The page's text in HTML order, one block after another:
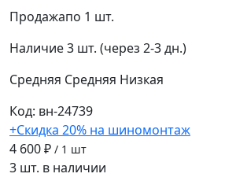
Продажапо 1 шт.
Наличие3 шт. (через 2-3 дн.)
Средняя Средняя Низкая
Код: вн-24739
+Скидка 20% на шиномонтаж
4 600 ₽ / 1 шт
3 шт. в наличии